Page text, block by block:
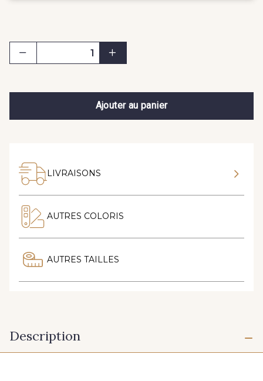
Ajouter au panier
LIVRAISONS
AUTRES COLORIS
AUTRES TAILLES
Description